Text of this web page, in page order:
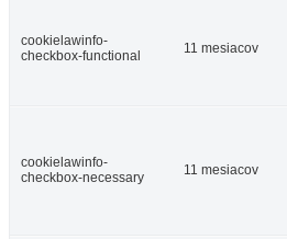
cookielawinfo-
checkbox-functional
11 mesiacov
cookielawinfo-
checkbox-necessary
11 mesiacov